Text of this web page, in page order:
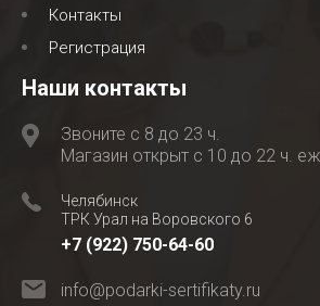
Контакты
Регистрация
Наши контакты
Звоните с 8 до 23 ч.
Магазин открыт с 10 до 22 ч.
Челябинск
ТРК Урал на Воровского 6
+7 (922) 750-64-60
info@podarki-sertifikaty.ru